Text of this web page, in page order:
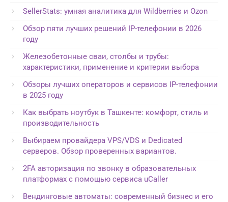
SellerStats: умная аналитика для Wildberries и Ozon
Обзор пяти лучших решений IP-телефонии в 2026
году
Железобетонные сваи, столбы и трубы:
характеристики, применение и критерии выбора
Обзоры лучших операторов и сервисов IP-телефонии
в 2025 году
Как выбрать ноутбук в Ташкенте: комфорт, стиль и
производительность
Выбираем провайдера VPS/VDS и Dedicated
серверов. Обзор проверенных вариантов.
2FA авторизация по звонку в образовательных
платформах с помощью сервиса uCaller
Вендинговые автоматы: современный бизнес и его